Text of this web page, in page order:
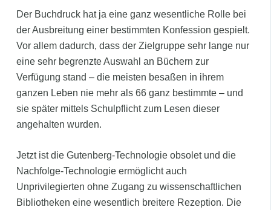
Der Buchdruck hat ja eine ganz wesentliche Rolle bei
der Ausbreitung einer bestimmten Konfession gespielt.
Vor allem dadurch, dass der Zielgruppe sehr lange nur
eine sehr begrenzte Auswahl an Büchern zur
Verfügung stand – die meisten besaßen in ihrem
ganzen Leben nie mehr als 66 ganz bestimmte – und
sie später mittels Schulpflicht zum Lesen dieser
angehalten wurden.
Jetzt ist die Gutenberg-Technologie obsolet und die
Nachfolge-Technologie ermöglicht auch
Unprivilegierten ohne Zugang zu wissenschaftlichen
Bibliotheken eine wesentlich breitere Rezeption. Die